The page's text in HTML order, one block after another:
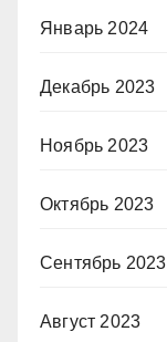
Январь 2024
Декабрь 2023
Ноябрь 2023
Октябрь 2023
Сентябрь 2023
Август 2023